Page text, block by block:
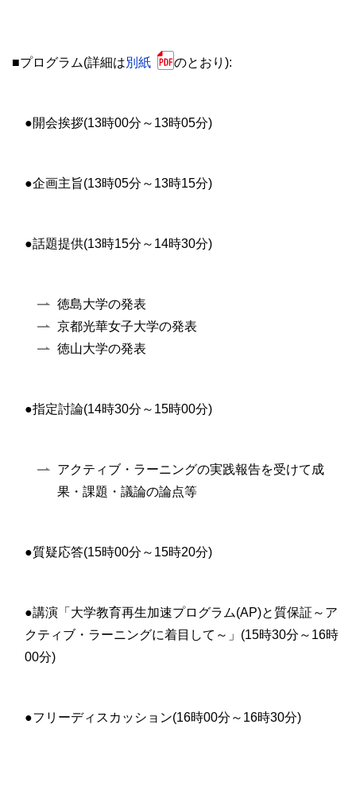
■プログラム(詳細は別紙 のとおり):
●開会挨拶(13時00分～13時05分)
●企画主旨(13時05分～13時15分)
●話題提供(13時15分～14時30分)
徳島大学の発表
京都光華女子大学の発表
徳山大学の発表
●指定討論(14時30分～15時00分)
アクティブ・ラーニングの実践報告を受けて成
果・課題・議論の論点等
●質疑応答(15時00分～15時20分)
●講演「大学教育再生加速プログラム(AP)と質保証～ア
クティブ・ラーニングに着目して～」(15時30分～16時
00分)
●フリーディスカッション(16時00分～16時30分)